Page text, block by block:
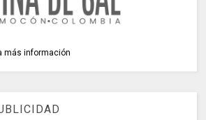
más información